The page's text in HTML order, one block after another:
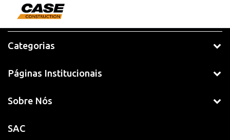
Categorias
Páginas Institucionais
Sobre Nós
SAC